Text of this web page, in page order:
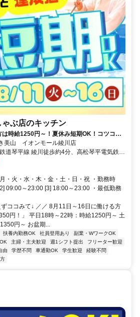
ぶ店のキッチン
時給1250円～！夏休み短期OK！コツコツ
美山 イオンモール綾川店
道琴平線 綾川徒歩約4分、高松琴平電気鉄道
高松琴平電気鉄道琴平線 陶徒歩約25分
・火・水・木・金・土・日・祝 ・勤務時
09:00～23:00 [3] 18:00～23:00 ・最低勤務
ココみて↓ ／／ 8月11日～16日に働ける方
円！」 平日18時～22時：時給1250円～ 土
円～ お盆期...
扶養内勤務OK 社員登用あり
副業・WワークOK
主婦・主夫歓迎 週1シフト提出
フリーター歓迎
由 学歴不問 車通勤OK 学生歓迎
経験不問